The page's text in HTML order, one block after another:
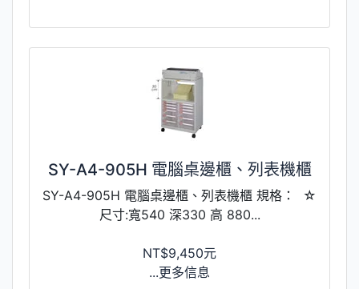
SY-A4-905H 電腦桌邊櫃、列表機櫃
SY-A4-905H 電腦桌邊櫃、列表機櫃 規格： ☆
尺寸:寬540 深330 高 880...
NT$9,450元
...更多信息